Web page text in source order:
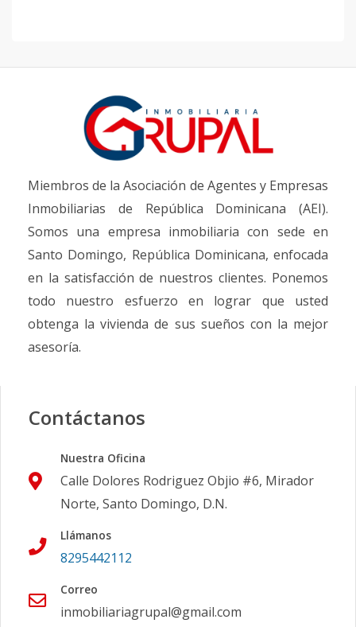
Miembros de la Asociación de Agentes y Empresas
Inmobiliarias de República Dominicana (AEI).
Somos una empresa inmobiliaria con sede en
Santo Domingo, República Dominicana, enfocada
en la satisfacción de nuestros clientes. Ponemos
todo nuestro esfuerzo en lograr que usted
obtenga la vivienda de sus sueños con la mejor
asesoría.
Contáctanos
Nuestra Oficina
Calle Dolores Rodriguez Objio #6, Mirador
Norte, Santo Domingo, D.N.
Llámanos
8295442112
Correo
inmobiliariagrupal@gmail.com